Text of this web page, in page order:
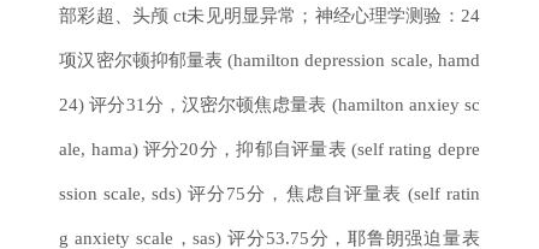
部彩超、头颅 ct未见明显异常；神经心理学测验：24
项汉密尔顿抑郁量表 (hamilton depression scale, hamd
24) 评分31分，汉密尔顿焦虑量表 (hamilton anxiey sc
ale, hama) 评分20分，抑郁自评量表 (self rating depre
ssion scale, sds) 评分75分，焦虑自评量表 (self ratin
g anxiety scale，sas) 评分53.75分，耶鲁朗强迫量表